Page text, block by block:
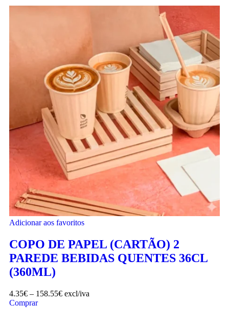
Adicionar aos favoritos
COPO DE PAPEL (CARTÃO) 2
PAREDE BEBIDAS QUENTES 36CL
(360ML)
4.35€ – 158.55€ excl/iva
Comprar